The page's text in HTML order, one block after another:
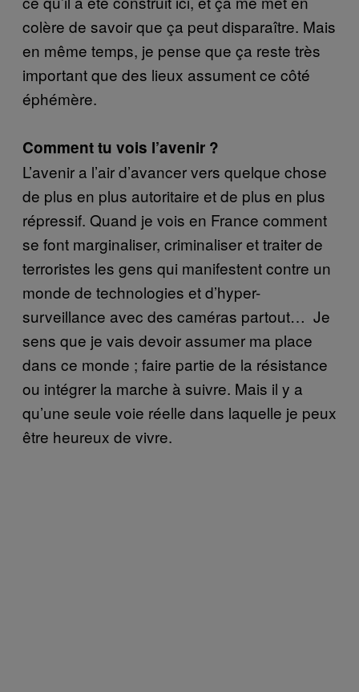
colère de savoir que ça peut disparaître. Mais
en même temps, je pense que ça reste très
important que des lieux assument ce côté
éphémère.
Comment tu vois l’avenir ?
L’avenir a l’air d’avancer vers quelque chose
de plus en plus autoritaire et de plus en plus
répressif. Quand je vois en France comment
se font marginaliser, criminaliser et traiter de
terroristes les gens qui manifestent contre un
monde de technologies et d’hyper-
surveillance avec des caméras partout… Je
sens que je vais devoir assumer ma place
dans ce monde ; faire partie de la résistance
ou intégrer la marche à suivre. Mais il y a
qu’une seule voie réelle dans laquelle je peux
être heureux de vivre.